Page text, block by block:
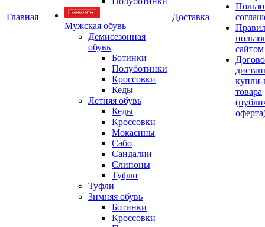
Главная
Мужская обувь
Демисезонная
обувь
Ботинки
Полуботинки
Кроссовки
Кеды
Летняя обувь
Кеды
Кроссовки
Мокасины
Сабо
Сандалии
Слипоны
Туфли
Туфли
Зимняя обувь
Ботинки
Кроссовки
Доставка
сайтом
товара